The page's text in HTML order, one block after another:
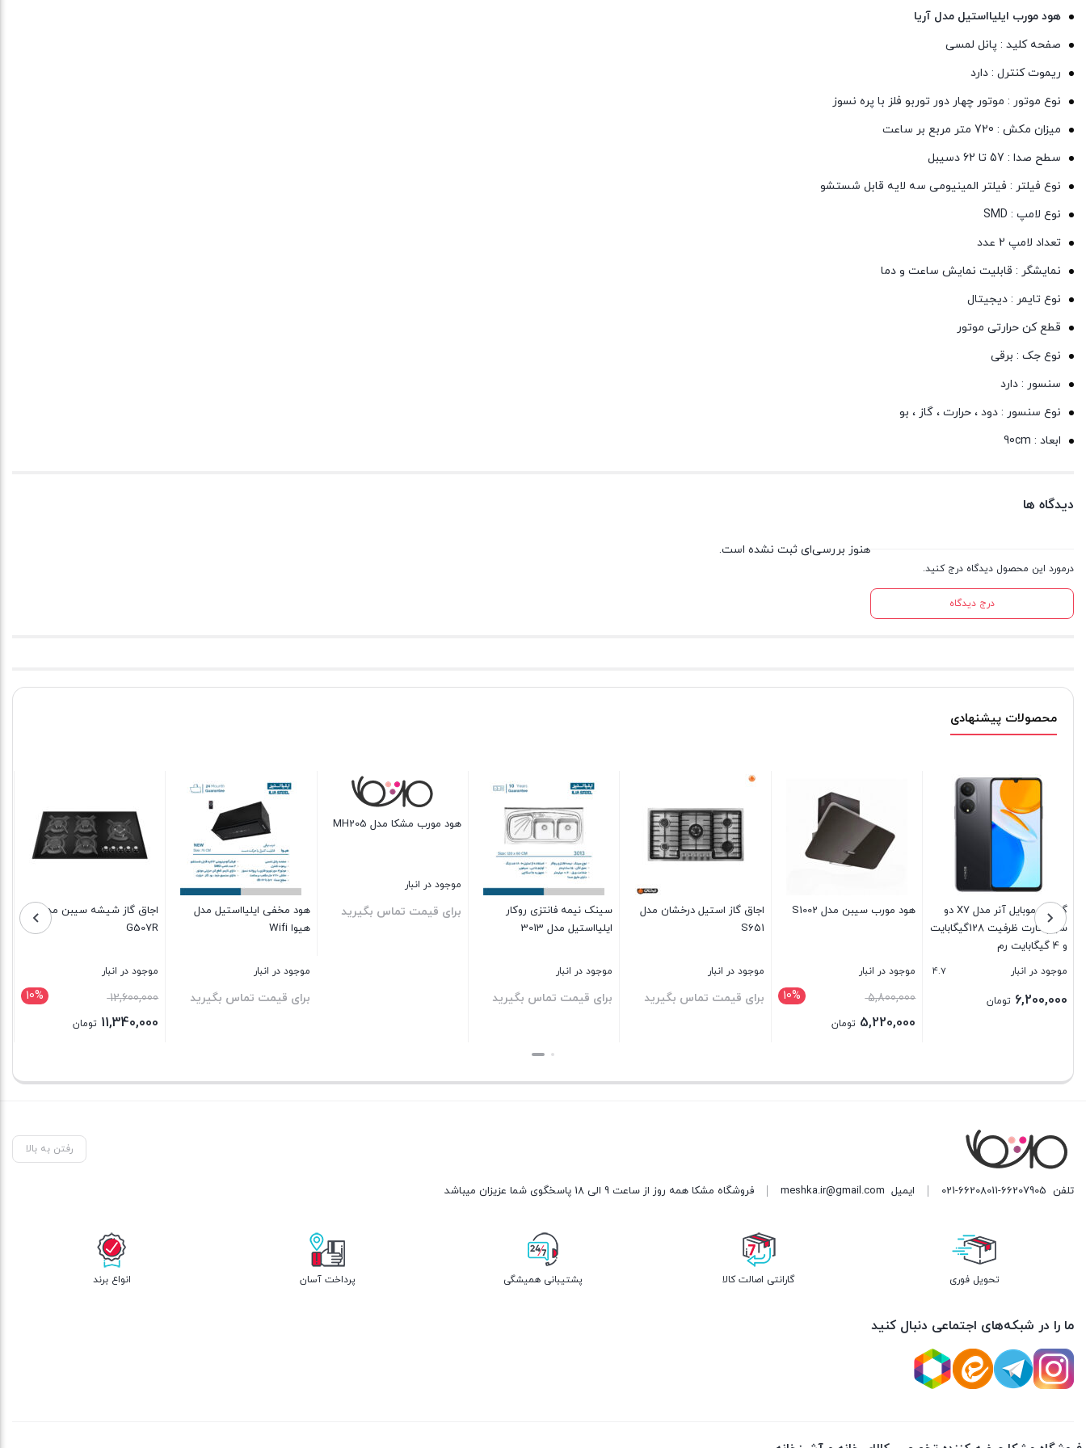
هود مورب ایلیااستیل مدل آریا
صفحه کلید : پانل لمسی
ریموت کنترل : دارد
نوع موتور : موتور چهار دور توربو فلز با پره نسوز
میزان مکش : 720 متر مربع بر ساعت
سطح صدا : 57 تا 62 دسیبل
نوع فیلتر : فیلتر المینیومی سه لایه قابل شستشو
نوع لامپ : SMD
تعداد لامپ 2 عدد
نمایشگر : قابلیت نمایش ساعت و دما
نوع تایمر : دیجیتال
قطع کن حرارتی موتور
نوع جک : برقی
سنسور : دارد
نوع سنسور : دود ، حرارت ، گاز ، بو
ابعاد : 90cm
دیدگاه ها
درمورد این محصول دیدگاه درج کنید.
درج دیدگاه
هنوز بررسی‌ای ثبت نشده است.
محصولات پیشنهادی
گوشی موبایل آنر مدل X7 دو
سیم کارت ظرفیت 128گیگابایت
و 4 گیگابایت رم
موجود در انبار 4.7
6,200,000 تومان
هود مورب سیبن مدل S1002
موجود در انبار
10% 5,800,000قیمت
اصلی5,220,000 تومان
اجاق گاز استیل درخشان مدل
S651
موجود در انبار
برای قیمت تماس بگیرید
سینک نیمه فانتزی روکار
ایلیااستیل مدل 3013
موجود در انبار
برای قیمت تماس بگیرید
هود مورب مشکا مدل MH205
موجود در انبار
برای قیمت تماس بگیرید
هود مخفی ایلیااستیل مدل
هیوا Wifi
موجود در انبار
برای قیمت تماس بگیرید
اجاق گاز شیشه سیبن مدل
G507R
موجود در انبار
10% 12,600,000قیمت
اصلی11,340,000 تومان
رفتن به بالا
تلفن 021-66208011-66207905 ایمیل meshka.ir@gmail.com فروشگاه مشکا همه روز از ساعت 9 الی 18 پاسخگوی شما عزیزان میباشد
تحویل فوری گارانتی اصالت کالا پشتیبانی همیشگی پرداخت آسان انواع برند
ما را در شبکه‌های اجتماعی دنبال کنید